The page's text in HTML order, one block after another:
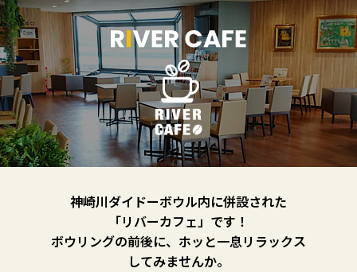
神崎川ダイドーボウル内に併設された
「リバーカフェ」です！
ボウリングの前後に、ホッと一息リラックス
してみませんか。